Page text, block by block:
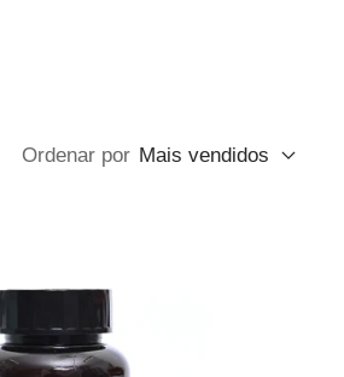
Ordenar por Mais vendidos